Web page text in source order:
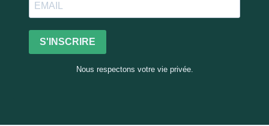
S'INSCRIRE
Nous respectons votre vie privée.